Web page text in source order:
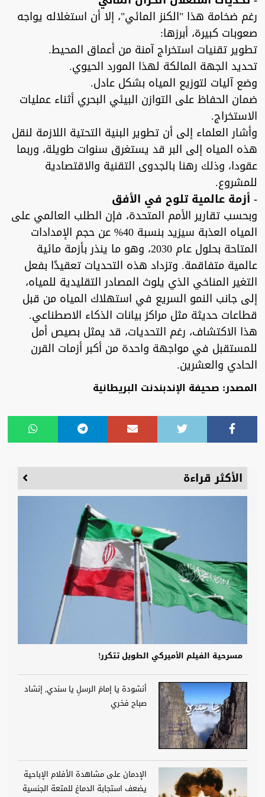
رغم ضخامة هذا "الكنز المائي"، إلا أن استغلاله يواجه
صعوبات كبيرة، أبرزها:
تطوير تقنيات استخراج آمنة من أعماق المحيط.
تحديد الجهة المالكة لهذا المورد الحيوي.
وضع آليات لتوزيع المياه بشكل عادل.
ضمان الحفاظ على التوازن البيئي البحري أثناء عمليات
الاستخراج.
وأشار العلماء إلى أن تطوير البنية التحتية اللازمة لنقل
هذه المياه إلى البر قد يستغرق سنوات طويلة، وربما
عقودا، وذلك رهنا بالجدوى التقنية والاقتصادية
للمشروع.
- أزمة عالمية تلوح في الأفق
وبحسب تقارير الأمم المتحدة، فإن الطلب العالمي على
المياه العذبة سيزيد بنسبة 40% عن حجم الإمدادات
المتاحة بحلول عام 2030، وهو ما ينذر بأزمة مائية
عالمية متفاقمة. وتزداد هذه التحديات تعقيدًا بفعل
التغير المناخي الذي يلوث المصادر التقليدية للمياه،
إلى جانب النمو السريع في استهلاك المياه من قبل
قطاعات حديثة مثل مراكز بيانات الذكاء الاصطناعي.
هذا الاكتشاف، رغم التحديات، قد يمثل بصيص أمل
للمستقبل في مواجهة واحدة من أكبر أزمات القرن
الحادي والعشرين.
المصدر: صحيفة الإندبندنت البريطانية
الأكثر قراءة
مسرحية الفيلم الأميركي الطويل تتكرر!
أنشودة يا إمامَ الرسلِ يا سندي, إنشاد
صباح فخري
الإدمان على مشاهدة الأفلام الإباحية
يضعف استجابة الدماغ للمتعة الجنسية